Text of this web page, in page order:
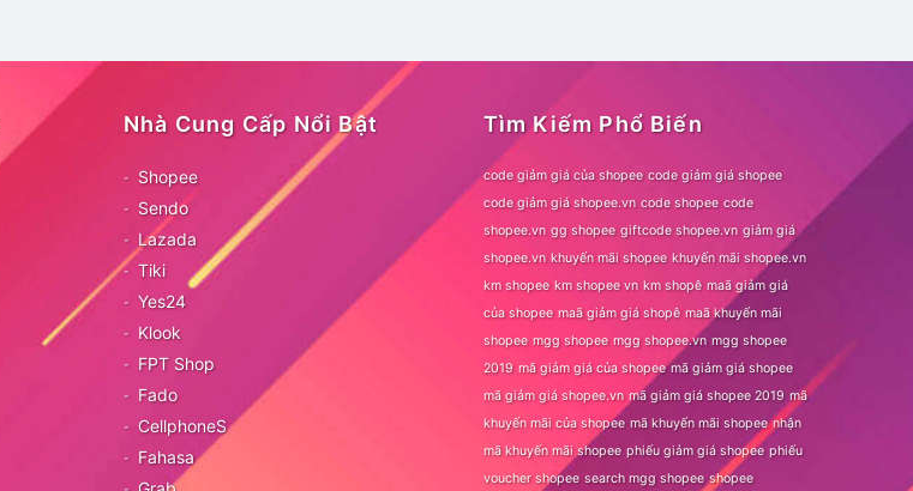
Nhà Cung Cấp Nổi Bật
Shopee
Sendo
Lazada
Tiki
Yes24
Klook
FPT Shop
Fado
CellphoneS
Fahasa
Tìm Kiếm Phổ Biến
code giảm giá của shopee code giảm giá shopee
code giảm giá shopee.vn code shopee code
shopee.vn gg shopee giftcode shopee.vn giảm giá
shopee.vn khuyến mãi shopee khuyến mãi shopee.vn
km shopee km shopee vn km shopê maã giảm giá
của shopee maã giảm giá shopê maã khuyến mãi
shopee mgg shopee mgg shopee.vn mgg shopee
2019 mã giảm giá của shopee mã giảm giá shopee
mã giảm giá shopee.vn mã giảm giá shopee 2019 mã
khuyến mãi của shopee mã khuyến mãi shopee nhận
mã khuyến mãi shopee phiếu giảm giá shopee phiếu
voucher shopee search mgg shopee shopee